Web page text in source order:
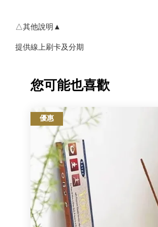
△其他說明▲
提供線上刷卡及分期
您可能也喜歡
優惠